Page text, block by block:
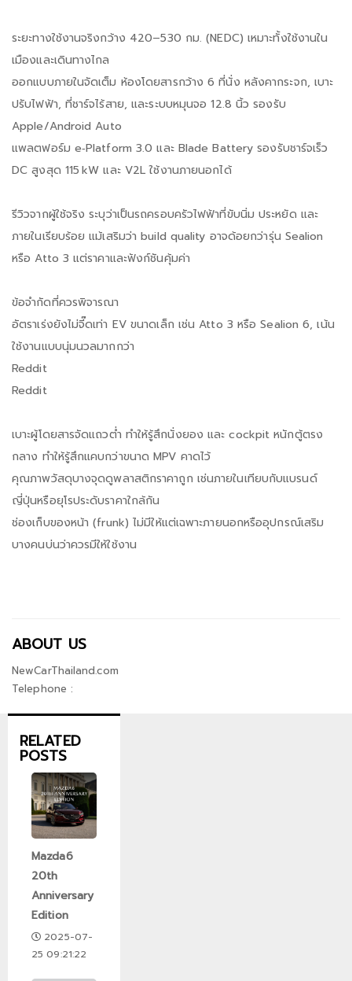
ระยะทางใช้งานจริงกว้าง 420–530 กม. (NEDC) เหมาะทั้งใช้งานใน
เมืองและเดินทางไกล
ออกแบบภายในจัดเต็ม ห้องโดยสารกว้าง 6 ที่นั่ง หลังคากระจก, เบาะ
ปรับไฟฟ้า, ที่ชาร์จไร้สาย, และระบบหมุนจอ 12.8 นิ้ว รองรับ
Apple/Android Auto
แพลตฟอร์ม e‑Platform 3.0 และ Blade Battery รองรับชาร์จเร็ว
DC สูงสุด 115 kW และ V2L ใช้งานภายนอกได้
รีวิวจากผู้ใช้จริง ระบุว่าเป็นรถครอบครัวไฟฟ้าที่ขับนิ่ม ประหยัด และ
ภายในเรียบร้อย แม้เสริมว่า build quality อาจด้อยกว่ารุ่น Sealion
หรือ Atto 3 แต่ราคาและฟังก์ชันคุ้มค่า
ข้อจำกัดที่ควรพิจารณา
อัตราเร่งยังไม่จี๊ดเท่า EV ขนาดเล็ก เช่น Atto 3 หรือ Sealion 6, เน้น
ใช้งานแบบนุ่มนวลมากกว่า
Reddit
Reddit
เบาะผู้โดยสารจัดแถวต่ำ ทำให้รู้สึกนั่งยอง และ cockpit หนักตู้ตรง
กลาง ทำให้รู้สึกแคบกว่าขนาด MPV คาดไว้
คุณภาพวัสดุบางจุดดูพลาสติกราคาถูก เช่นภายในเทียบกับแบรนด์
ญี่ปุ่นหรือยุโรประดับราคาใกล้กัน
ช่องเก็บของหน้า (frunk) ไม่มีให้แต่เฉพาะภายนอกหรืออุปกรณ์เสริม
บางคนบ่นว่าควรมีให้ใช้งาน
ABOUT US
NewCarThailand.com
Telephone :
RELATED
POSTS
Mazda6
20th
Anniversary
Edition
2025-07-
25 09:21:22